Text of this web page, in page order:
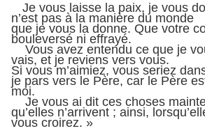
Je vous laisse la paix, je vous
n’est pas à la manière du monde
que je vous la donne. Que votre
bouleversé ni effrayé.
Vous avez entendu ce que je
vais, et je reviens vers vous.
Si vous m’aimiez, vous seriez
je pars vers le Père, car le Père
moi.
Je vous ai dit ces choses
qu’elles n’arrivent ; ainsi,
vous croirez. »